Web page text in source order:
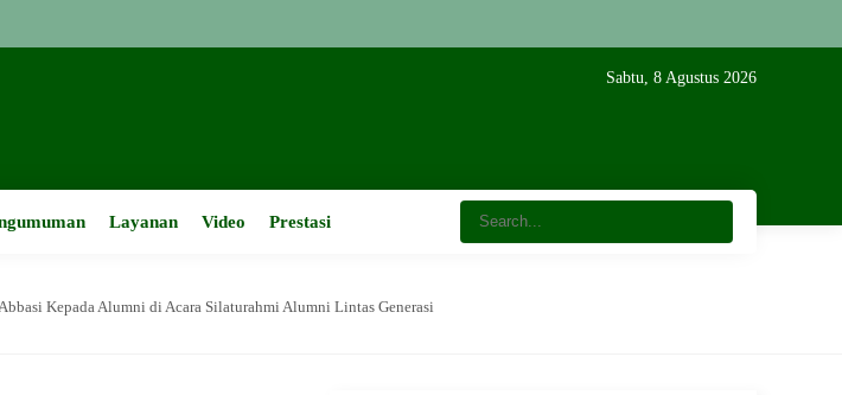
Sabtu, 8 Agustus 2026
Layanan Video Prestasi
Kepada Alumni di Acara Silaturahmi Alumni Lintas Generasi